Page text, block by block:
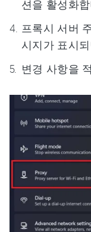
션을 활성화합
프록시 서버
시지가 표시
변경 사항을